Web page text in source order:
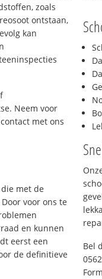
zoals
ontstaan,
kan
Neem voor
met ons
met de
voor ons te
en kunnen
eerst een
de definitieve
Bel